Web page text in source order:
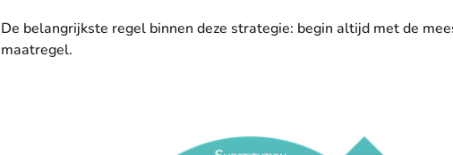
De belangrijkste regel binnen deze strategie: begin altijd met de
maatregel.